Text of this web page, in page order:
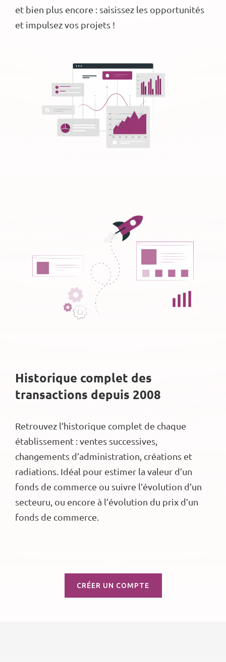
et bien plus encore : saisissez les opportunités
et impulsez vos projets !
Historique complet des
transactions depuis 2008
Retrouvez l’historique complet de chaque
établissement : ventes successives,
changements d’administration, créations et
radiations. Idéal pour estimer la valeur d’un
fonds de commerce ou suivre l’évolution d’un
secteuru, ou encore à l’évolution du prix d’un
fonds de commerce.
CRÉER UN COMPTE